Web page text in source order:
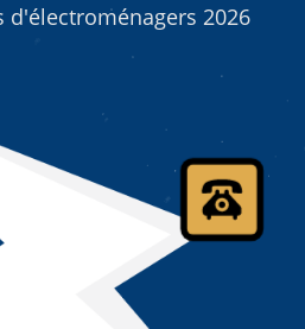
2026